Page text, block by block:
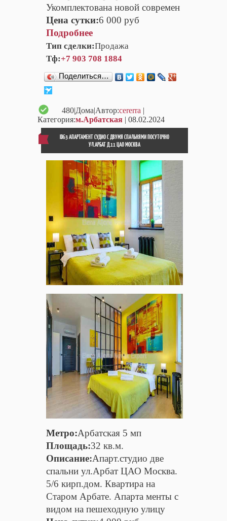
Укомплектована новой современ
Цена сутки:6 000 руб
Подробнее
Тип сделки:Продажа
Тф:+7 903 708 1884
Поделиться…
480|Дома|Автор:cererra |
Категория:м.Арбатская | 08.02.2024
ID63 АПАРТАМЕНТ СУДИО С ДВУМЯ СПАЛЬНЯМИ ПОСУТОЧНО
УЛ.АРБАТ Д.11 ЦАО МОСКВА
Метро:Арбатская 5 мп
Площадь:32 кв.м.
Описание:Апарт.студио две
спальни ул.Арбат ЦАО Москва.
5/6 кирп.дом. Квартира на
Старом Арбате. Апарта менты с
видом на пешеходную улицу